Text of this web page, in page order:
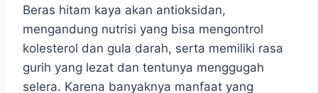
Beras hitam kaya akan antioksidan,
mengandung nutrisi yang bisa mengontrol
kolesterol dan gula darah, serta memiliki rasa
gurih yang lezat dan tentunya menggugah
selera. Karena banyaknya manfaat yang